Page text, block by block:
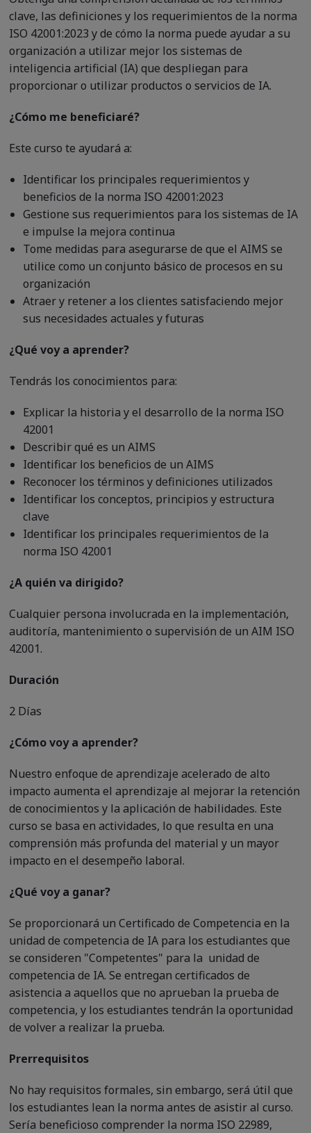
clave, las definiciones y los requerimientos de la norma
ISO 42001:2023 y de cómo la norma puede ayudar a su
organización a utilizar mejor los sistemas de
inteligencia artificial (IA) que despliegan para
proporcionar o utilizar productos o servicios de IA.
¿Cómo me beneficiaré?
Este curso te ayudará a:
Identificar los principales requerimientos y
beneficios de la norma ISO 42001:2023
Gestione sus requerimientos para los sistemas de IA
e impulse la mejora continua
Tome medidas para asegurarse de que el AIMS se
utilice como un conjunto básico de procesos en su
organización
Atraer y retener a los clientes satisfaciendo mejor
sus necesidades actuales y futuras
¿Qué voy a aprender?
Tendrás los conocimientos para:
Explicar la historia y el desarrollo de la norma ISO
42001
Describir qué es un AIMS
Identificar los beneficios de un AIMS
Reconocer los términos y definiciones utilizados
Identificar los conceptos, principios y estructura
clave
Identificar los principales requerimientos de la
norma ISO 42001
¿A quién va dirigido?
Cualquier persona involucrada en la implementación,
auditoría, mantenimiento o supervisión de un AIM ISO
42001.
Duración
2 Días
¿Cómo voy a aprender?
Nuestro enfoque de aprendizaje acelerado de alto
impacto aumenta el aprendizaje al mejorar la retención
de conocimientos y la aplicación de habilidades. Este
curso se basa en actividades, lo que resulta en una
comprensión más profunda del material y un mayor
impacto en el desempeño laboral.
¿Qué voy a ganar?
Se proporcionará un Certificado de Competencia en la
unidad de competencia de IA para los estudiantes que
se consideren "Competentes" para la unidad de
competencia de IA. Se entregan certificados de
asistencia a aquellos que no aprueban la prueba de
competencia, y los estudiantes tendrán la oportunidad
de volver a realizar la prueba.
Prerrequisitos
No hay requisitos formales, sin embargo, será útil que
los estudiantes lean la norma antes de asistir al curso.
Sería beneficioso comprender la norma ISO 22989,